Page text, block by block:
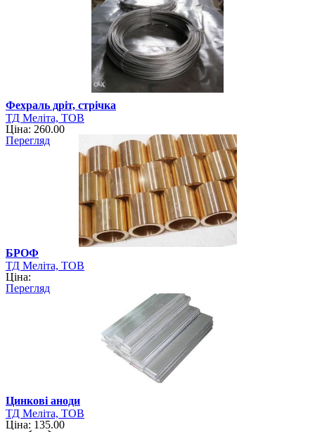
Фехраль дріт, стрічка
ТД Меліта, ТОВ
Ціна: 260.00
Перегляд
БРОФ
ТД Меліта, ТОВ
Ціна:
Перегляд
Цинкові аноди
ТД Меліта, ТОВ
Ціна: 135.00